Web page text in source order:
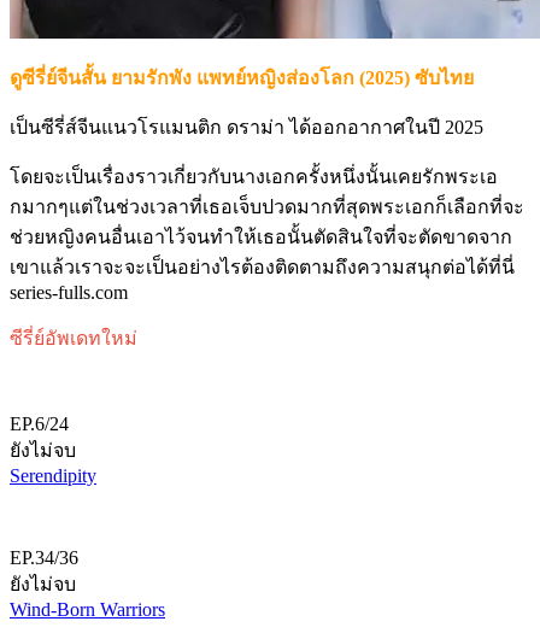
ดูซีรี่ย์จีนสั้น ยามรักพัง แพทย์หญิงส่องโลก (2025) ซับไทย
เป็นซีรี่ส์จีนแนวโรแมนติก ดราม่า ได้ออกอากาศในปี 2025
โดยจะเป็นเรื่องราวเกี่ยวกับนางเอกครั้งหนึ่งนั้นเคยรักพระเอ
กมากๆแต่ในช่วงเวลาที่เธอเจ็บปวดมากที่สุดพระเอกก็เลือกที่จะ
ช่วยหญิงคนอื่นเอาไว้จนทำให้เธอนั้นตัดสินใจที่จะตัดขาดจาก
เขาแล้วเราจะจะเป็นอย่างไรต้องติดตามถึงความสนุกต่อได้ที่นี่
series-fulls.com
ซีรี่ย์อัพเดทใหม่
EP.6/24
ยังไม่จบ
Serendipity
EP.34/36
ยังไม่จบ
Wind-Born Warriors